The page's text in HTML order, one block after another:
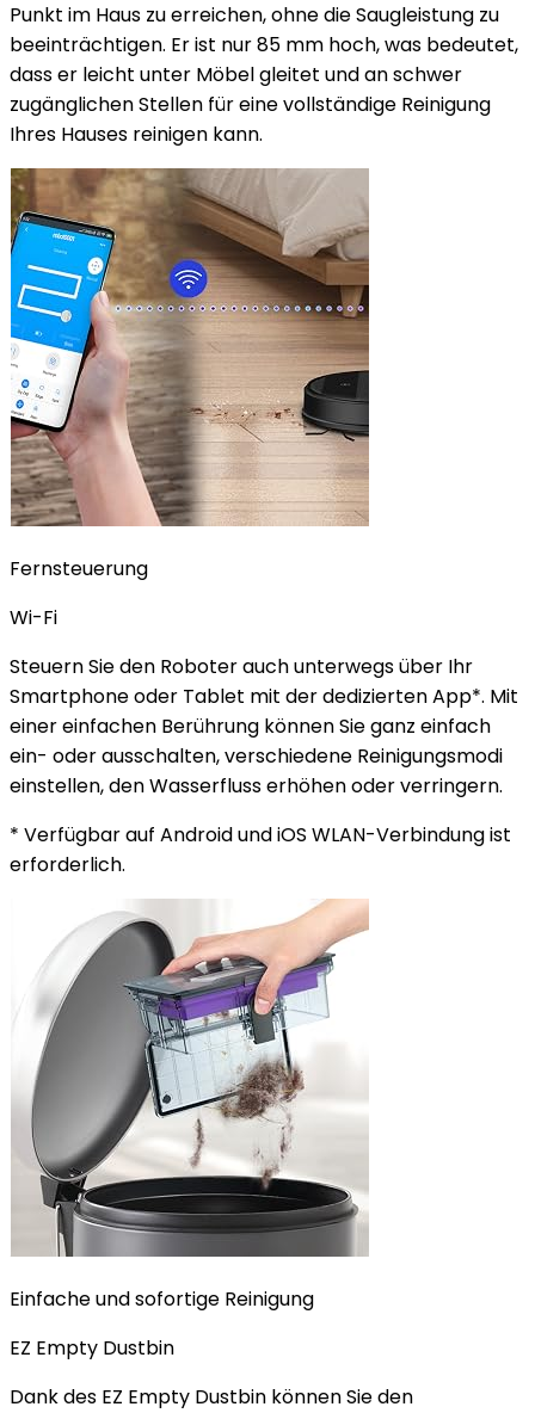
Punkt im Haus zu erreichen, ohne die Saugleistung zu
beeinträchtigen. Er ist nur 85 mm hoch, was bedeutet,
dass er leicht unter Möbel gleitet und an schwer
zugänglichen Stellen für eine vollständige Reinigung
Ihres Hauses reinigen kann.
Fernsteuerung
Wi-Fi
Steuern Sie den Roboter auch unterwegs über Ihr
Smartphone oder Tablet mit der dedizierten App*. Mit
einer einfachen Berührung können Sie ganz einfach
ein- oder ausschalten, verschiedene Reinigungsmodi
einstellen, den Wasserfluss erhöhen oder verringern.
* Verfügbar auf Android und iOS WLAN-Verbindung ist
erforderlich.
Einfache und sofortige Reinigung
EZ Empty Dustbin
Dank des EZ Empty Dustbin können Sie den